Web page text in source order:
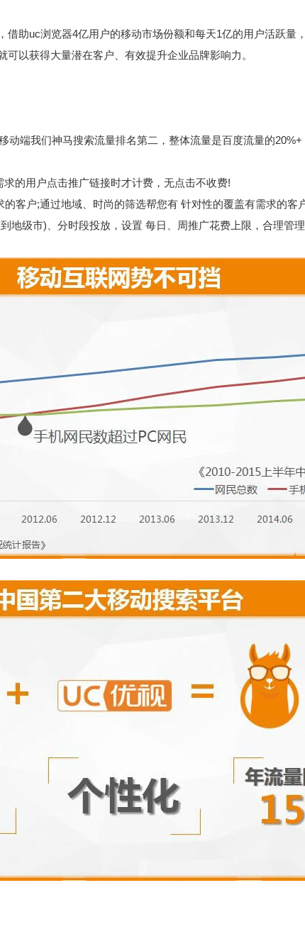
uc浏览器4亿用户的移动市场份额和每天1亿的用户活跃量
以获得大量潜在客户、有效提升企业品牌影响力。
我们神马搜索流量排名第二，整体流量是百度流量的20%+
用户点击推广链接时才计费，无点击不收费!
户;通过地域、时尚的筛选帮您有 针对性的覆盖有需求的客
市)、分时段投放，设置 每日、周推广花费上限，合理管